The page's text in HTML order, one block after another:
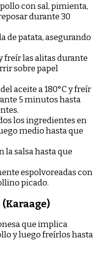
con sal, pimienta,
durante 30
de patata, asegurando
freír las alitas durante
sobre papel
aceite a 180°C y freír
5 minutos hasta
los ingredientes en
medio hasta que
la salsa hasta que
espolvoreadas con
picado.
que implica
y luego freírlos hasta